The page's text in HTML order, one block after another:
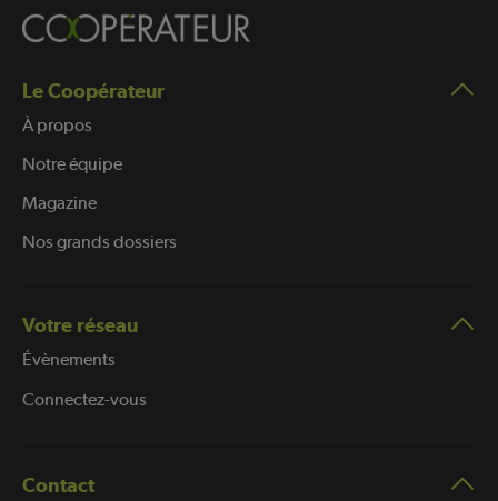
Le Coopérateur
À propos
Notre équipe
Magazine
Nos grands dossiers
Votre réseau
Évènements
Connectez-vous
Contact